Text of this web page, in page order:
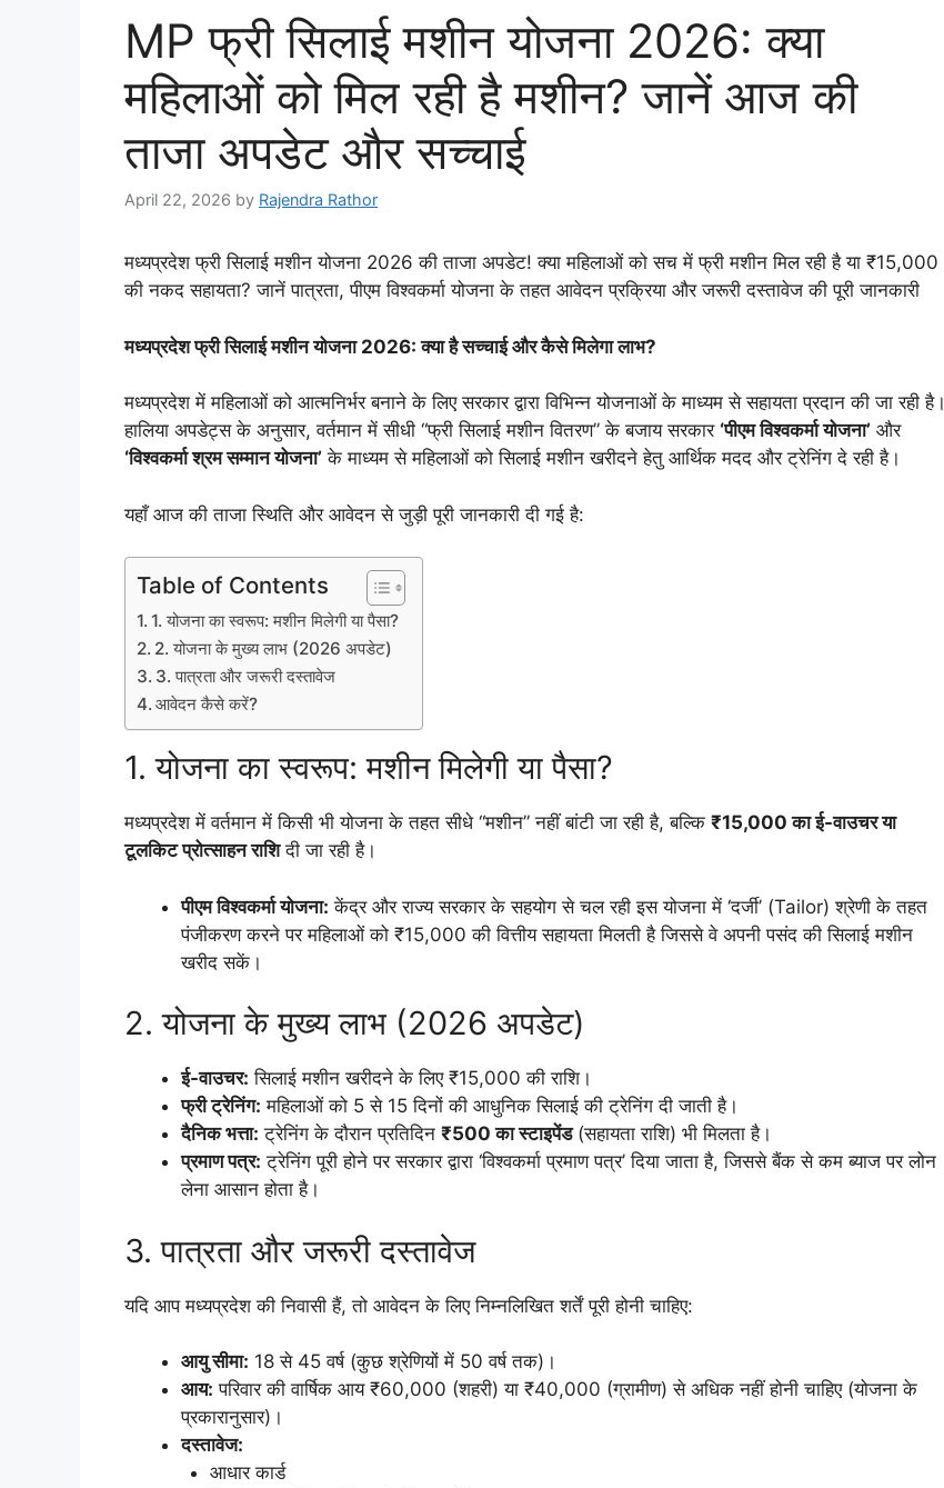
MP फ्री सिलाई मशीन योजना 2026: क्या
महिलाओं को मिल रही है मशीन? जानें आज की
ताजा अपडेट और सच्चाई
April 22, 2026 by Rajendra Rathor
मध्यप्रदेश फ्री सिलाई मशीन योजना 2026 की ताजा अपडेट! क्या महिलाओं को सच में फ्री मशीन मिल रही है या ₹15,000
की नकद सहायता? जानें पात्रता, पीएम विश्वकर्मा योजना के तहत आवेदन प्रक्रिया और जरूरी दस्तावेज की पूरी जानकारी
मध्यप्रदेश फ्री सिलाई मशीन योजना 2026: क्या है सच्चाई और कैसे मिलेगा लाभ?
​मध्यप्रदेश में महिलाओं को आत्मनिर्भर बनाने के लिए सरकार द्वारा विभिन्न योजनाओं के माध्यम से सहायता प्रदान की जा रही है।
हालिया अपडेट्स के अनुसार, वर्तमान में सीधी “फ्री सिलाई मशीन वितरण” के बजाय सरकार ‘पीएम विश्वकर्मा योजना’ और
‘विश्वकर्मा श्रम सम्मान योजना’ के माध्यम से महिलाओं को सिलाई मशीन खरीदने हेतु आर्थिक मदद और ट्रेनिंग दे रही है।
​यहाँ आज की ताजा स्थिति और आवेदन से जुड़ी पूरी जानकारी दी गई है:
Table of Contents
​1. योजना का स्वरूप: मशीन मिलेगी या पैसा?
​2. योजना के मुख्य लाभ (2026 अपडेट)
​3. पात्रता और जरूरी दस्तावेज
​आवेदन कैसे करें?
​1. योजना का स्वरूप: मशीन मिलेगी या पैसा?
​मध्यप्रदेश में वर्तमान में किसी भी योजना के तहत सीधे “मशीन” नहीं बांटी जा रही है, बल्कि ₹15,000 का ई-वाउचर या
टूलकिट प्रोत्साहन राशिदी जा रही है।
पीएम विश्वकर्मा योजना: केंद्र और राज्य सरकार के सहयोग से चल रही इस योजना में ‘दर्जी’ (Tailor) श्रेणी के तहत
पंजीकरण करने पर महिलाओं को ₹15,000 की वित्तीय सहायता मिलती है जिससे वे अपनी पसंद की सिलाई मशीन
खरीद सकें।
​2. योजना के मुख्य लाभ (2026 अपडेट)
ई-वाउचर: सिलाई मशीन खरीदने के लिए ₹15,000 की राशि।
फ्री ट्रेनिंग: महिलाओं को 5 से 15 दिनों की आधुनिक सिलाई की ट्रेनिंग दी जाती है।
दैनिक भत्ता: ट्रेनिंग के दौरान प्रतिदिन ₹500 का स्टाइपेंड(सहायता राशि) भी मिलता है।
प्रमाण पत्र: ट्रेनिंग पूरी होने पर सरकार द्वारा ‘विश्वकर्मा प्रमाण पत्र’ दिया जाता है, जिससे बैंक से कम ब्याज पर लोन
लेना आसान होता है।
​3. पात्रता और जरूरी दस्तावेज
​यदि आप मध्यप्रदेश की निवासी हैं, तो आवेदन के लिए निम्नलिखित शर्तें पूरी होनी चाहिए:
आयु सीमा: 18 से 45 वर्ष (कुछ श्रेणियों में 50 वर्ष तक)।
आय: परिवार की वार्षिक आय ₹60,000 (शहरी) या ₹40,000 (ग्रामीण) से अधिक नहीं होनी चाहिए (योजना के
प्रकारानुसार)।
दस्तावेज:
​आधार कार्ड